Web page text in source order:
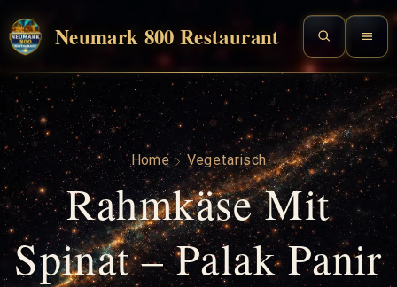
Neumark 800 Restaurant
Home Vegetarisch
Rahmkäse Mit
Spinat – Palak Panir